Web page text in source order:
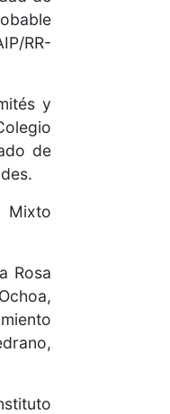
RR-
y
de
Mixto
Rosa